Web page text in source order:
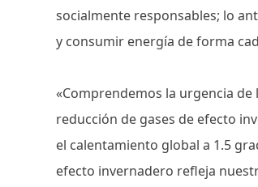
socialmente responsables; lo
y consumir energía de forma
«Comprendemos la urgencia
reducción de gases de efecto
el calentamiento global a 1.5
efecto invernadero refleja